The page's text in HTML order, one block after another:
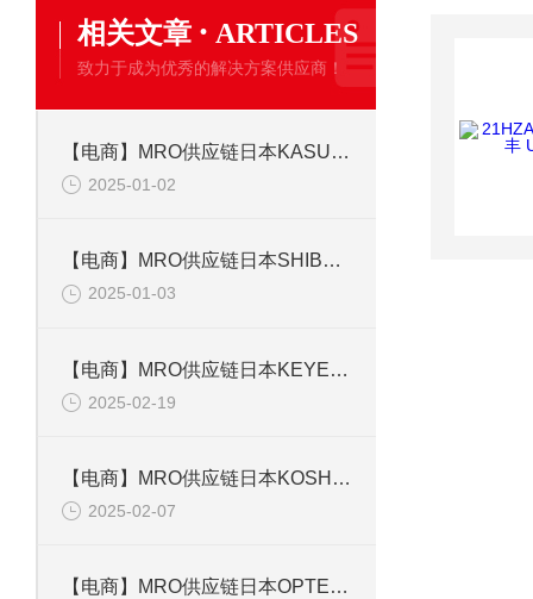
相关文章 · ARTICLES
致力于成为优秀的解决方案供应商！
【电商】MRO供应链日本KASUGA春日KD-309L静电消除器
2025-01-02
【电商】MRO供应链日本SHIBAKEI芝軽粗材CK-20B固定器线扣
2025-01-03
【电商】MRO供应链日本KEYENCE基恩士GT-H10传感器
2025-02-19
【电商】MRO供应链日本KOSHIN工进 FQ-25油泵 液体用
2025-02-07
【电商】MRO供应链日本OPTEX奥普士CDA-DM2位移传感器放大器